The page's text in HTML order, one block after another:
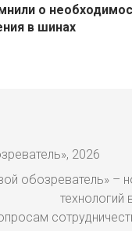
о
в шинах
2026
обозреватель» –
технологий